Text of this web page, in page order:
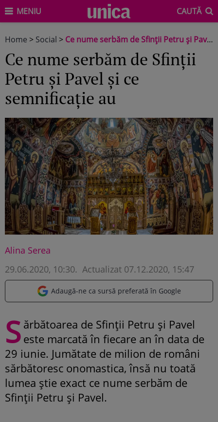
MENIU CAUTĂ
Home > Social > Ce nume serbăm de Sfinții Petru și Pavel și ce semnificație au
Ce nume serbăm de Sfinții
Petru și Pavel și ce
semnificație au
Alina Serea
29.06.2020, 10:30. Actualizat 07.12.2020, 15:47
Adaugă-ne ca sursă preferată în Google
S ărbătoarea de Sfinții Petru și Pavel
este marcată în fiecare an în data de
29 iunie. Jumătate de milion de români
sărbătoresc onomastica, însă nu toată
lumea știe exact ce nume serbăm de
Sfinții Petru și Pavel.